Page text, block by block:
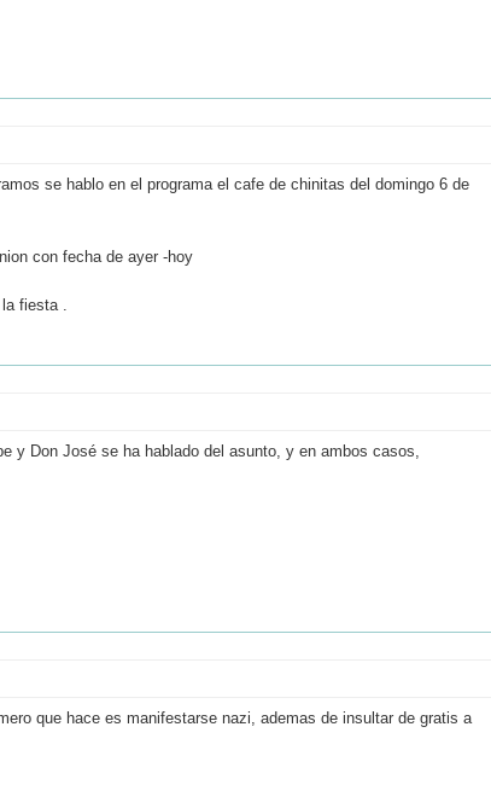
se hablo en el programa el cafe de chinitas del domingo 6 de
con fecha de ayer -hoy
fiesta .
y Don José se ha hablado del asunto, y en ambos casos,
que hace es manifestarse nazi, ademas de insultar de gratis a